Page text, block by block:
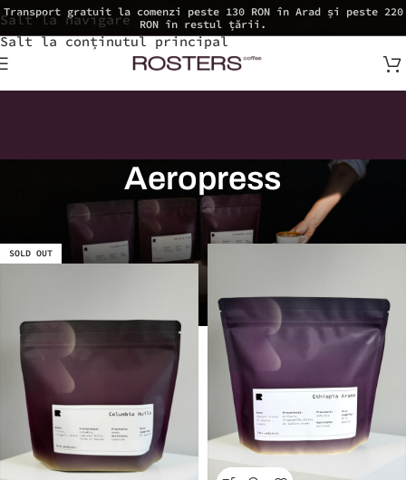
Salt la navigare
Salt la conținutul principal
Transport gratuit la comenzi peste 130 RON în Arad și peste 220
RON în restul țării.
Aeropress
SOLD OUT